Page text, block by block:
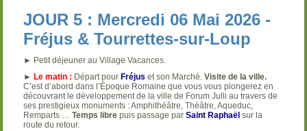
JOUR 5 : Mercredi 06 Mai 2026 -
Fréjus & Tourrettes-sur-Loup
► Petit déjeuner au Village Vacances.
► Le matin : Départ pour Fréjus et son Marché.Visite de la ville.
C’est d’abord dans l’Époque Romaine que vous vous plongerez en
découvrant le développement de la ville de Forum Julli au travers de
ses prestigieux monuments : Amphithéâtre, Théâtre, Aqueduc,
Remparts …Temps libre puis passage parSaint Raphaël sur la
route du retour.